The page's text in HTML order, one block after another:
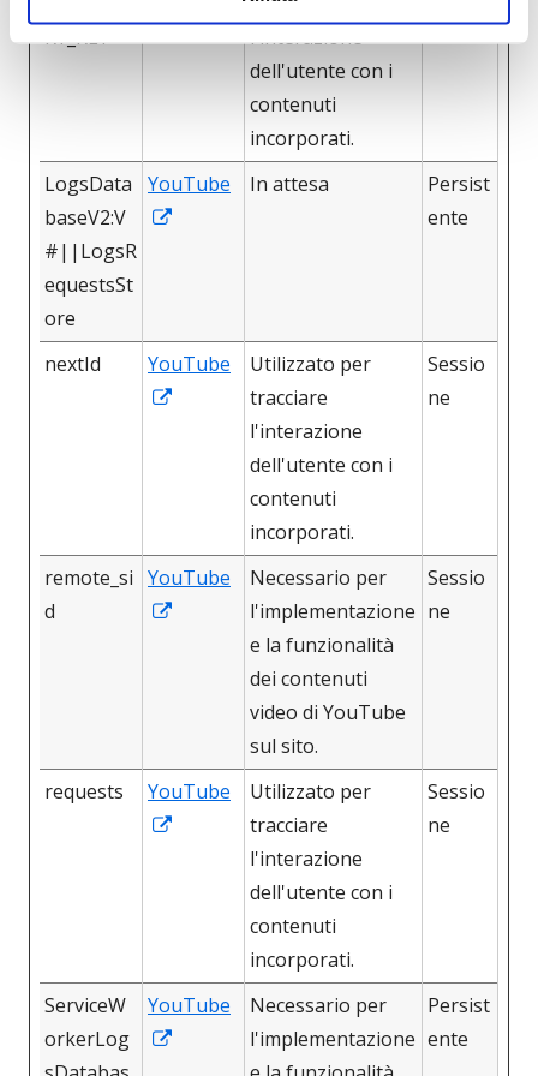
RY_KEY
l'interazione
dell'utente con i
contenuti
incorporati.
LogsData
baseV2:V
#||LogsR
equestsSt
ore
YouTube
finestra
In attesa
Persist
ente
nextId
YouTube
Utilizzato per
tracciare
l'interazione
dell'utente con i
contenuti
incorporati.
Sessio
ne
remote_si
d
YouTube
Necessario per
l'implementazione
e la funzionalità
dei contenuti
video di YouTube
sul sito.
Sessio
ne
requests
YouTube
Utilizzato per
tracciare
l'interazione
dell'utente con i
contenuti
incorporati.
Sessio
ne
ServiceW
orkerLog
YouTube
Necessario per
l'implementazione
Persist
ente